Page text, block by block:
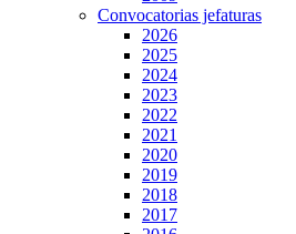
Convocatorias jefaturas
2026
2025
2024
2023
2022
2021
2020
2019
2018
2017